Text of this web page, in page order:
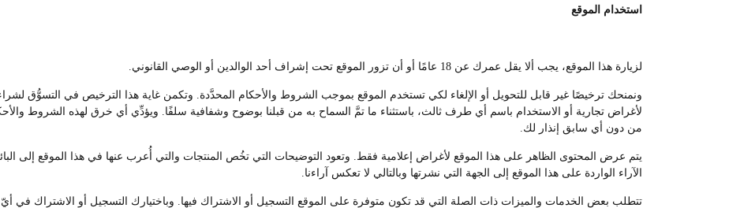
استخدام الموقع
لزيارة هذا الموقع، يجب ألا يقل عمرك عن 18 عامًا أو أن تزور الموقع تحت إشراف أحد الوالدين أو الوصي القانوني.
ونمنحك ترخيصًا غير قابل للتحويل أو الإلغاء لكي تستخدم الموقع بموجب الشروط والأحكام المحدَّدة. وتكمن غاية هذا الترخيص في التسوُّق
لأغراض تجارية أو الاستخدام باسم أي طرف ثالث، باستثناء ما تمَّ السماح به من قبلنا بوضوح وشفافية سلفًا. ويؤدِّي أي خرق لهذه الشروط
من دون أي سابق إنذار لك.
يتم عرض المحتوى الظاهر على هذا الموقع لأغراض إعلامية فقط. وتعود التوضيحات التي تخُص المنتجات والتي أُعرب عنها في هذا الموقع إلى
الآراء الواردة على هذا الموقع إلى الجهة التي نشرتها وبالتالي لا تعكس آراءنا.
تتطلب بعض الخدمات والميزات ذات الصلة التي قد تكون متوفرة على الموقع التسجيل أو الاشتراك فيها. وباختيارك التسجيل أو الاشتراك في